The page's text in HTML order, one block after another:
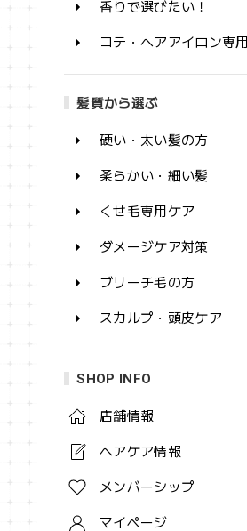
香りで選びたい！
コテ・ヘアアイロン専用
髪質から選ぶ
硬い・太い髪の方
柔らかい・細い髪
くせ毛専用ケア
ダメージケア対策
ブリーチ毛の方
スカルプ・頭皮ケア
SHOP INFO
店舗情報
ヘアケア情報
メンバーシップ
マイページ